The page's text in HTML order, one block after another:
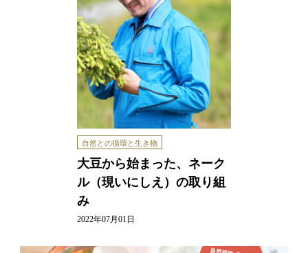
自然との循環と生き物
大豆から始まった、ネーク
ル（現いにしえ）の取り組
み
2022年07月01日